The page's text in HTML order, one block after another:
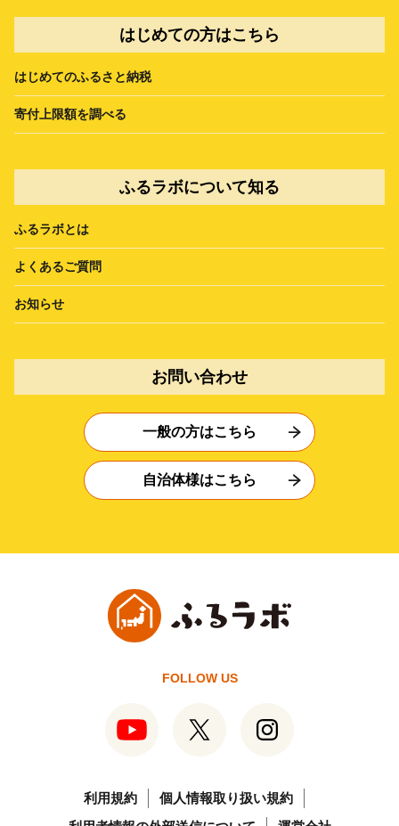
はじめての方はこちら
はじめてのふるさと納税
寄付上限額を調べる
ふるラボについて知る
ふるラボとは
よくあるご質問
お知らせ
お問い合わせ
一般の方はこちら
自治体様はこちら
FOLLOW US
利用規約
個人情報取り扱い規約